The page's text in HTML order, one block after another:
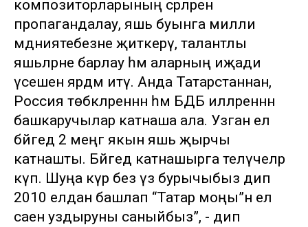
композиторларының әсәрләрен
пропагандалау, яшь буынга милли
мәдәниятебезне җиткерү, талантлы
яшьләрне барлау һәм аларның иҗади
үсешенә ярдәм итү. Анда Татарстаннан,
Россия төбәкләреннән һәм БДБ илләреннән
башкаручылар катнаша ала. Узган ел
бәйгедә 2 меңгә якын яшь җырчы
катнашты. Бәйгедә катнашырга теләүчеләр
күп. Шуңа күрә без үз бурычыбыз дип
2010 елдан башлап “Татар моңы”н ел
саен уздыруны саныйбыз”, - дип